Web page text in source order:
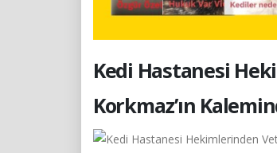
Kedi Hastanesi
Korkmaz’ın